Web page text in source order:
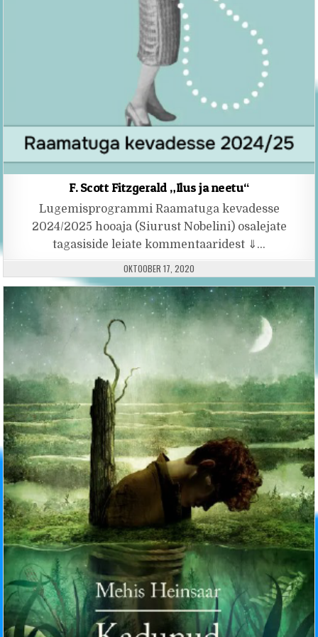
F. Scott Fitzgerald „Ilus ja neetu“
Lugemisprogrammi Raamatuga kevadesse
2024/2025 hooaja (Siurust Nobelini) osalejate
tagasiside leiate kommentaaridest ⇓…
PUBLISHED DATE:
OKTOOBER 17, 2020